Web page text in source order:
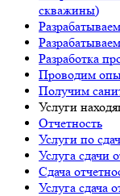
скважины)
Разработка
Проводим
Получим
Услуги
Отчетность
Услуги по
Услуга сдачи
Сдача
Услуга сдача